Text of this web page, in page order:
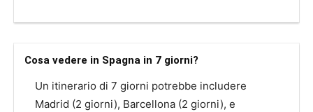
Cosa vedere in Spagna in 7 giorni?
Un itinerario di 7 giorni potrebbe includere
Madrid (2 giorni), Barcellona (2 giorni), e